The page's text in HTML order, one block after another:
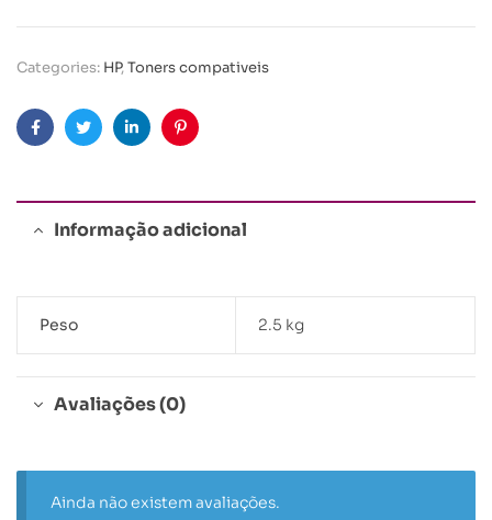
Categories: HP,Toners compativeis
FacebookTwitterLinkedinPinterest
Informação adicional
Peso 2.5 kg
Avaliações (0)
Ainda não existem avaliações.